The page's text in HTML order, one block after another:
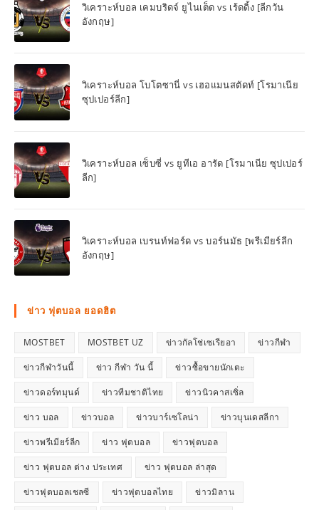
วิเคราะห์บอล เคมบริดจ์ ยูไนเต็ด vs เร้ดดิ้ง [ลีกวัน
อังกฤษ]
วิเคราะห์บอล โบโตซานี่ vs เฮอแมนสตัดท์ [โรมาเนีย
ซุปเปอร์ลีก]
วิเคราะห์บอล เซ็บซี่ vs ยูทีเอ อารัด [โรมาเนีย ซุปเปอร์
ลีก]
วิเคราะห์บอล เบรนท์ฟอร์ด vs บอร์นมัธ [พรีเมียร์ลีก
อังกฤษ]
ข่าว ฟุตบอล ยอดฮิต
MOSTBET MOSTBET UZ ข่าวกัลโช่เซเรียอา ข่าวกีฬา
ข่าวกีฬาวันนี้ ข่าว กีฬา วัน นี้ ข่าวซื้อขายนักเตะ
ข่าวดอร์ทมุนด์ ข่าวทีมชาติไทย ข่าวนิวคาสเซิ่ล
ข่าว บอล ข่าวบอล ข่าวบาร์เซโลน่า ข่าวบุนเดสลีกา
ข่าวพรีเมียร์ลีก ข่าว ฟุตบอล ข่าวฟุตบอล
ข่าว ฟุตบอล ต่าง ประเทศ ข่าว ฟุตบอล ล่าสุด
ข่าวฟุตบอลเชลซี ข่าวฟุตบอลไทย ข่าวมิลาน